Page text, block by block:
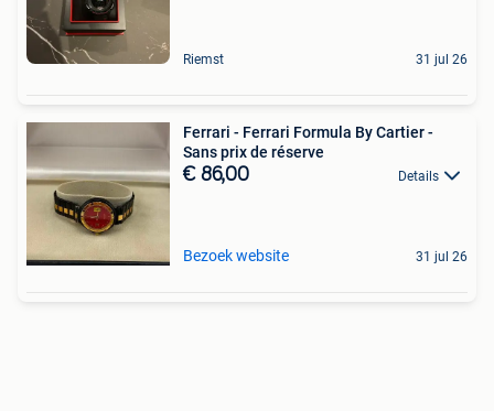
Riemst 31 jul 26
Ferrari - Ferrari Formula By Cartier -
Sans prix de réserve
€ 86,00 Details
Bezoek website 31 jul 26